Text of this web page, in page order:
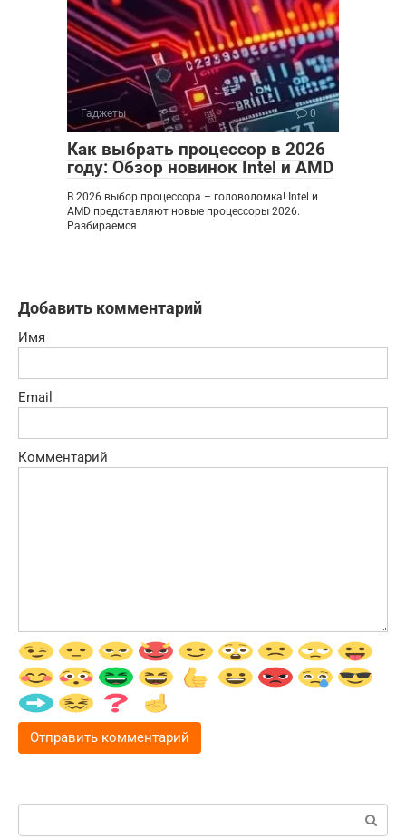
Гаджеты 0
Как выбрать процессор в 2026
году: Обзор новинок Intel и AMD
В 2026 выбор процессора – головоломка! Intel и
AMD представляют новые процессоры 2026.
Разбираемся
Добавить комментарий
Имя
Email
Комментарий